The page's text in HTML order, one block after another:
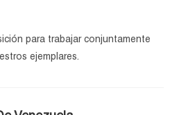
para trabajar conjuntamente
ejemplares.